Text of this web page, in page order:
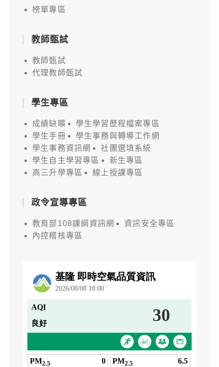
榜單專區
教師甄試
教師甄試
代理教師甄試
學生專區
成績缺曠
學生學習歷程檔案專區
學生手冊
學生事務與轉導工作網
學生事務資訊網
社團選填系統
學生自主學習專區
新生專區
高三升學專區
線上授課專區
政令宣導專區
教育部108課綱資訊網
資訊安全專區
內控稽核專區